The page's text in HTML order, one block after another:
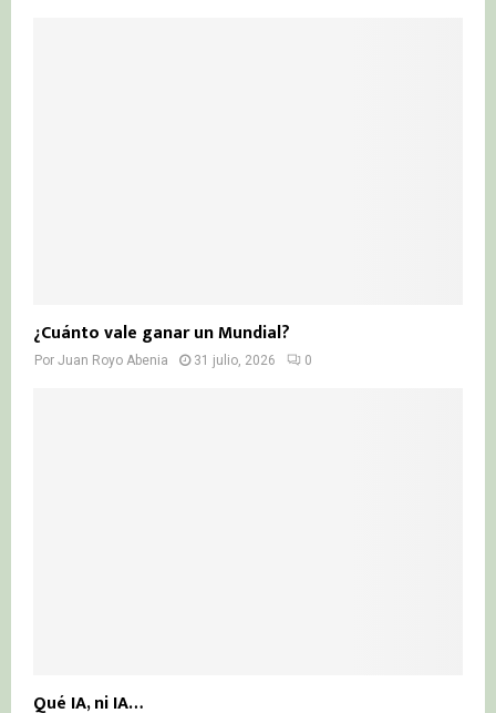
¿Cuánto vale ganar un Mundial?
Por Juan Royo Abenia 31 julio, 2026 0
Qué IA, ni IA…